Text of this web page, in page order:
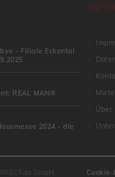
- Filiale Eckental
REAL MAN®
2024 - die
Über
GmbH